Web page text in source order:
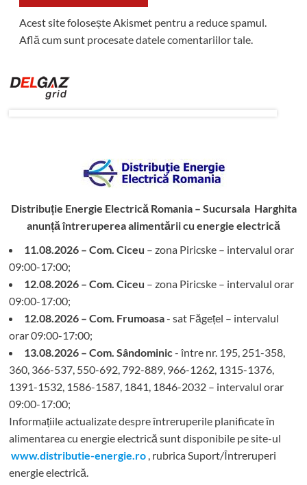
Acest site folosește Akismet pentru a reduce spamul.
Află cum sunt procesate datele comentariilor tale.
Distribuție Energie Electrică Romania – Sucursala Harghita
anunță întreruperea alimentării cu energie electrică
11.08.2026 – Com. Ciceu – zona Piricske – intervalul orar
09:00-17:00;
12.08.2026 – Com. Ciceu – zona Piricske – intervalul orar
09:00-17:00;
12.08.2026 – Com. Frumoasa- sat Făgețel – intervalul
orar 09:00-17:00;
13.08.2026 – Com. Sândominic- între nr. 195, 251-358,
360, 366-537, 550-692, 792-889, 966-1262, 1315-1376,
1391-1532, 1586-1587, 1841, 1846-2032 – intervalul orar
09:00-17:00;
Informațiile actualizate despre întreruperile planificate în
alimentarea cu energie electrică sunt disponibile pe site-ul
www.distributie-energie.ro , rubrica Suport/Întreruperi
energie electrică.